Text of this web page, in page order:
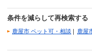
条件を減らして再検索する
鹿屋市 ペット可・相談 | 鹿屋